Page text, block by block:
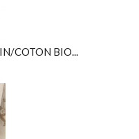
COTON BIO...